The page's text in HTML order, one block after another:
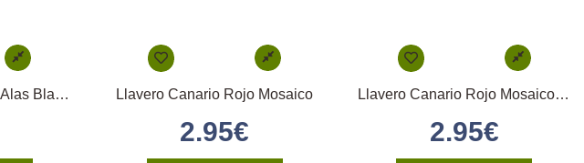
Llavero Canario Rojo Alas Blancas Llavero Canario Rojo Mosaico
2.95€
Llavero Canario Rojo Mosaico Hembra
2.95€